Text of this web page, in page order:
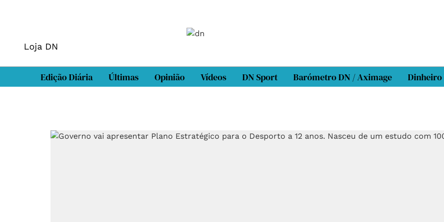
Loja DN
Edição Diária Últimas Opinião Vídeos DN Sport Barómetro DN / Aximage Dinheiro